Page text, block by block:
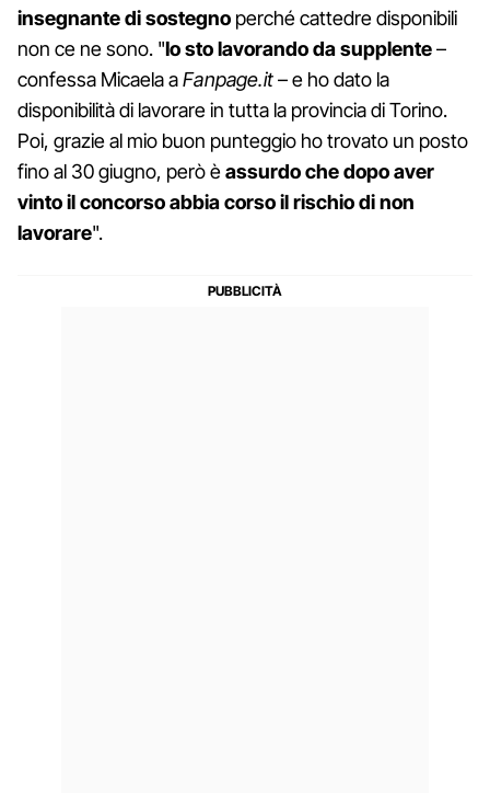
insegnante di sostegno perché cattedre disponibili
non ce ne sono. "Io sto lavorando da supplente–
confessa Micaela aFanpage.it– e ho dato la
disponibilità di lavorare in tutta la provincia di Torino.
Poi, grazie al mio buon punteggio ho trovato un posto
fino al 30 giugno, però èassurdo che dopo aver
vinto il concorso abbia corso il rischio di non
lavorare".